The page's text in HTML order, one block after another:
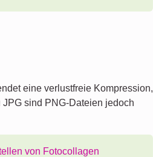
eine verlustfreie Kompression,
sind PNG-Dateien jedoch
von Fotocollagen